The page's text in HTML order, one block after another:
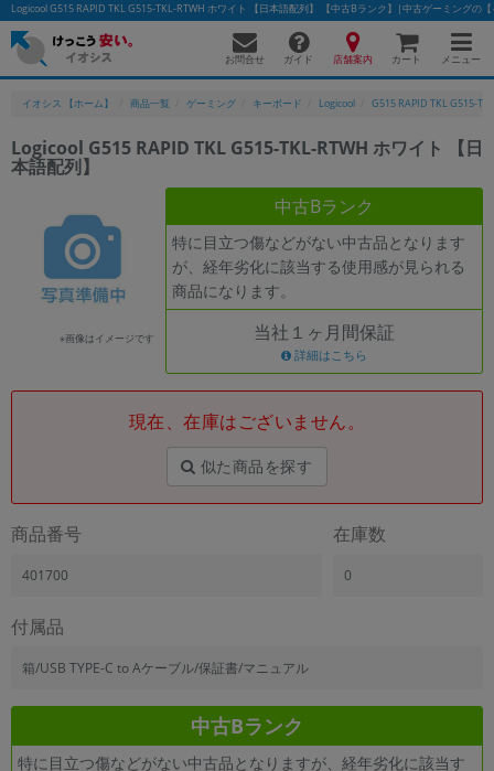
Logicool G515 RAPID TKL G515-TKL-RTWH ホワイト 【日本語配列】 【中古Bランク】|中古ゲーミングの
お問合せ ガイド 店舗案内 カート メニュー
イオシス 【ホーム】 商品一覧 ゲーミング キーボード Logicool G515 RAPID TKL G515-
Logicool G515 RAPID TKL G515-TKL-RTWH ホワイト 【日
本語配列】
※画像はイメージです
中古Bランク
特に目立つ傷などがない中古品となります
が、経年劣化に該当する使用感が見られる
商品になります。
当社１ヶ月間保証
詳細はこちら
現在、在庫はございません。
似た商品を探す
商品番号
401700
在庫数
0
付属品
箱/USB TYPE-C to Aケーブル/保証書/マニュアル
中古Bランク
特に目立つ傷などがない中古品となりますが、経年劣化に該当す